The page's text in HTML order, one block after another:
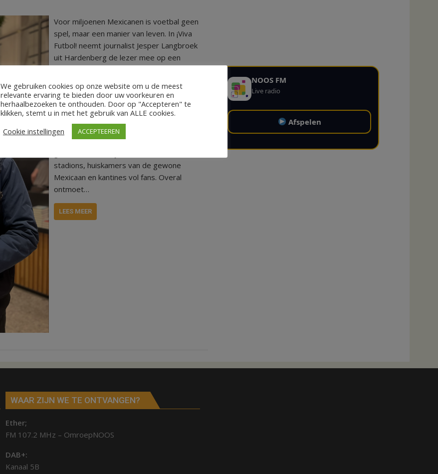
Voor miljoenen Mexicanen is voetbal geen
spel, maar een manier van leven. In ¡Viva
Futbol! neemt journalist Jesper Langbroek
uit Hardenberg de lezer mee op een
thuisland’ Mexico, op zoek naar de ziel van
het voetbal. Van stoffige veldjes in Pachuca
tot kolkende stadions in Monterrey: met
humor, openhartigheid en een nieuwsgierige
blik reist Langbroek kriskras door het land.
Op de motor, liftend en samen met lokale
stadions, huiskamers van de gewone
Mexicaan en kantines vol fans. Overal
ontmoet…
LEES MEER
NOOS FM
Live radio
Afspelen
WAAR ZIJN WE TE ONTVANGEN?
Ether;
FM 107.2 MHz – OmroepNOOS
DAB+:
Kanaal 5B
We gebruiken cookies op onze website om u de meest
relevante ervaring te bieden door uw voorkeuren en
herhaalbezoeken te onthouden. Door op "Accepteren" te
klikken, stemt u in met het gebruik van ALLE cookies.
Cookie instellingen
ACCEPTEEREN